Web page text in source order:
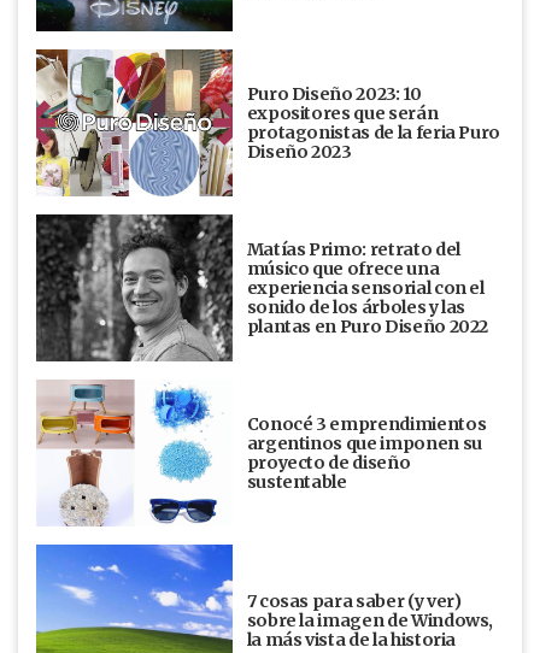
Puro Diseño 2023: 10
expositores que serán
protagonistas de la feria Puro
Diseño 2023
Matías Primo: retrato del
músico que ofrece una
experiencia sensorial con el
sonido de los árboles y las
plantas en Puro Diseño 2022
Conocé 3 emprendimientos
argentinos que imponen su
proyecto de diseño
sustentable
7 cosas para saber (y ver)
sobre la imagen de Windows,
la más vista de la historia